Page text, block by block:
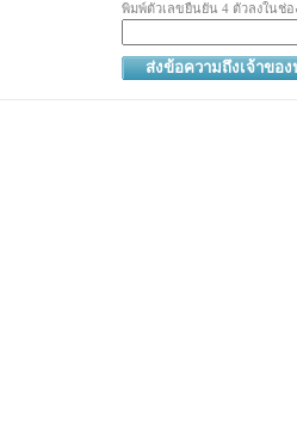
พิมพ์ตัวเลขยืนยัน 4 ตัวลงในช่อ
ส่งข้อความถึงเจ้าของ